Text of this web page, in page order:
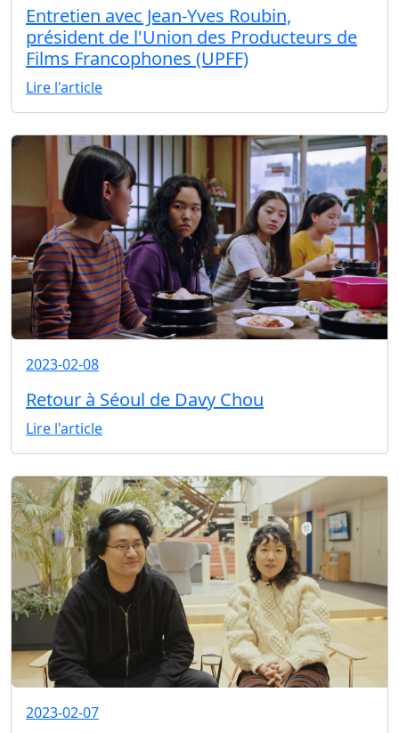
Entretien avec Jean-Yves Roubin,
président de l'Union des Producteurs de
Films Francophones (UPFF)
Lire l'article
2023-02-08
Retour à Séoul de Davy Chou
Lire l'article
2023-02-07